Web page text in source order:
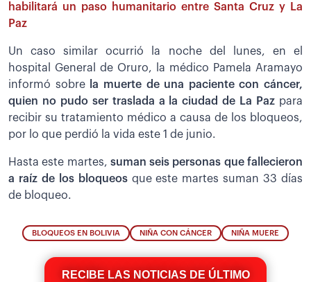
habilitará un paso humanitario entre Santa Cruz y La
Paz
Un caso similar ocurrió la noche del lunes, en el
hospital General de Oruro, la médico Pamela Aramayo
informó sobrela muerte de una paciente con cáncer,
quien no pudo ser traslada a la ciudad de La Paz para
recibir su tratamiento médico a causa de los bloqueos,
por lo que perdió la vida este 1 de junio.
Hasta este martes, suman seis personas que fallecieron
a raíz de los bloqueosque este martes suman 33 días
de bloqueo.
BLOQUEOS EN BOLIVIA NIÑA CON CÁNCER NIÑA MUERE
RECIBE LAS NOTICIAS DE ÚLTIMO